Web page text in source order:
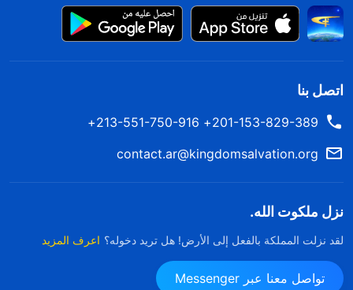
اتصل بنا
201-153-829-389+ 213-551-750-916+
contact.ar@kingdomsalvation.org
نزل ملكوت الله.
لقد نزلت المملكة بالفعل إلى الأرض! هل تريد دخوله؟ اعرف المزيد
تواصل معنا عبر Messenger